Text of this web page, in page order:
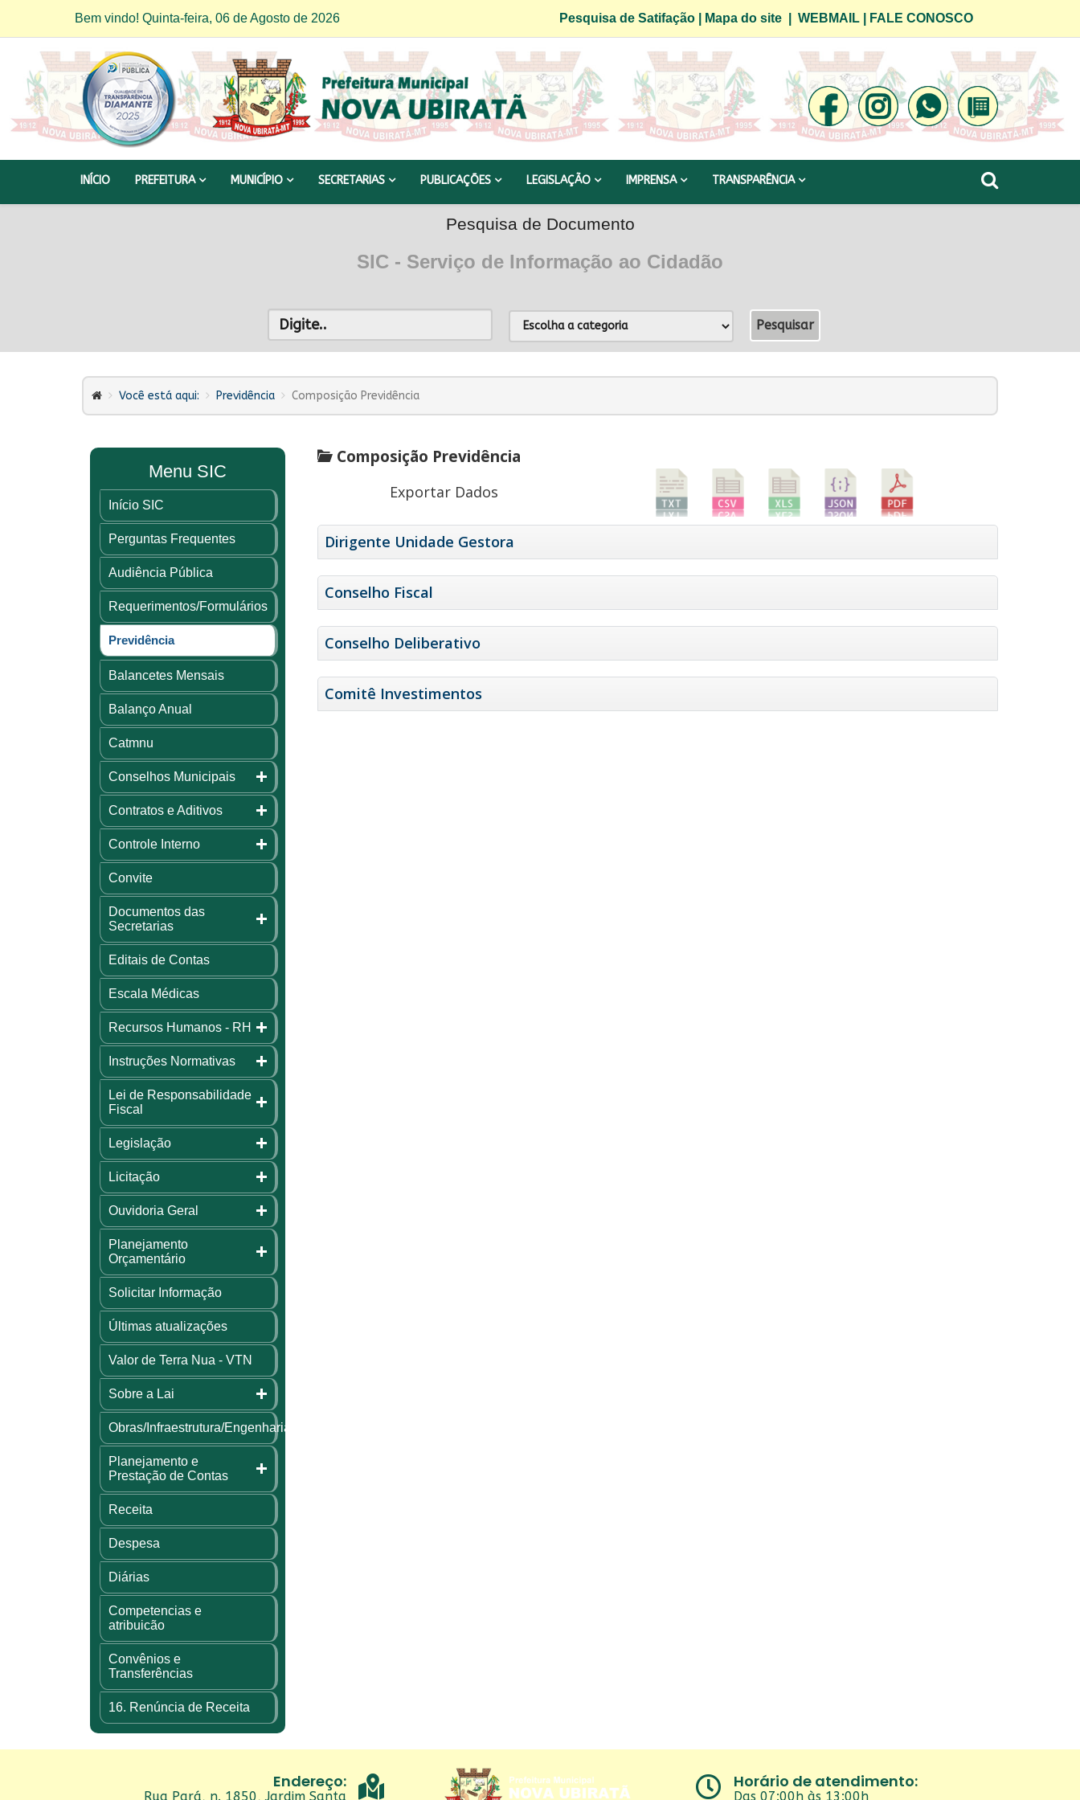
Bem vindo! Quinta-feira, 06 de Agosto de 2026 Pesquisa de Satifação| Mapa do site| WEBMAIL| FALE CONOSCO
INÍCIO PREFEITURA MUNICÍPIO SECRETARIAS PUBLICAÇÕES LEGISLAÇÃO IMPRENSA TRANSPARÊNCIA
Pesquisa de Documento
SIC - Serviço de Informação ao Cidadão
Você está aqui: Previdência Composição Previdência
Menu SIC
Início SIC
Perguntas Frequentes
Audiência Pública
Requerimentos/Formulários
Previdência
Balancetes Mensais
Balanço Anual
Catmnu
Conselhos Municipais
Contratos e Aditivos
Controle Interno
Convite
Documentos das
Secretarias
Editais de Contas
Escala Médicas
Recursos Humanos - RH
Instruções Normativas
Lei de Responsabilidade
Fiscal
Legislação
Licitação
Ouvidoria Geral
Planejamento
Orçamentário
Solicitar Informação
Últimas atualizações
Valor de Terra Nua - VTN
Sobre a Lai
Obras/Infraestrutura/Engenharia
Planejamento e
Prestação de Contas
Receita
Despesa
Diárias
Competencias e
atribuicão
Convênios e
Transferências
16. Renúncia de Receita
Composição Previdência
Exportar Dados
Dirigente Unidade Gestora
Conselho Fiscal
Conselho Deliberativo
Comitê Investimentos
Endereço:
Rua Pará, n. 1850, Jardim Santa
Horário de atendimento:
Das 07:00h às 13:00h